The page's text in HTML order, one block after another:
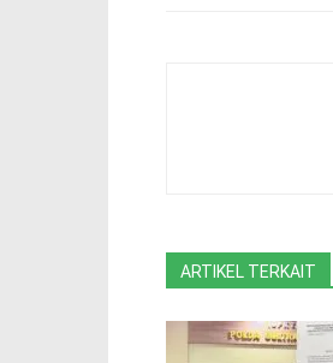
ARTIKEL TERKAIT